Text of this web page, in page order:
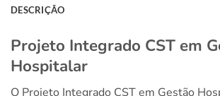
DESCRIÇÃO
Projeto Integrado CST em
Hospitalar
O Projeto Integrado CST em Gestão